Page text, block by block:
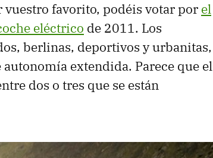
favorito, podéis votar por el
eléctrico de 2011. Los
berlinas, deportivos y urbanitas,
extendida. Parece que el
dos o tres que se están